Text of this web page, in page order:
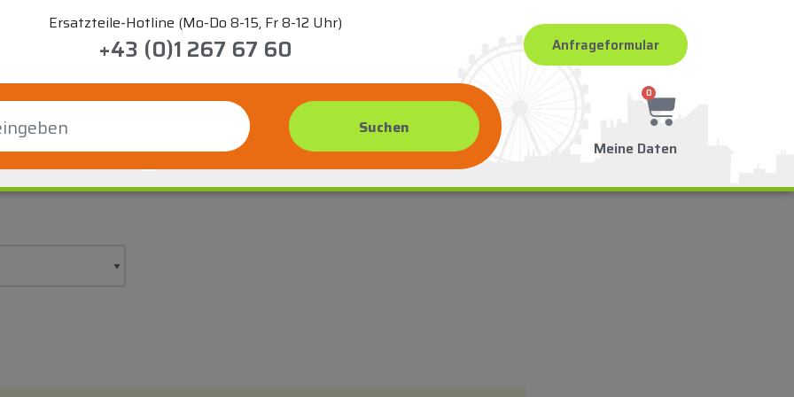
Ersatzteile-Hotline (Mo-Do 8-15, Fr 8-12 Uhr)
+43 (0)1 267 67 60 Anfrageformular
0
Meine Daten